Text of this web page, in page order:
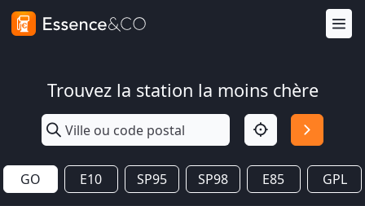
Trouvez la station la moins chère
GO E10 SP95 SP98 E85 GPL